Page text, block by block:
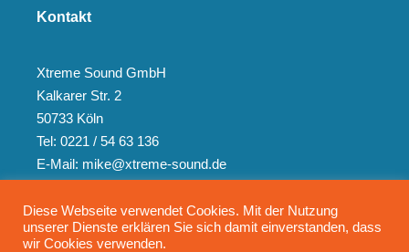
Kontakt
Xtreme Sound GmbH
Kalkarer Str. 2
50733 Köln
Tel: 0221 / 54 63 136
E-Mail: mike@xtreme-sound.de
Diese Webseite verwendet Cookies. Mit der Nutzung
unserer Dienste erklären Sie sich damit einverstanden, dass
wir Cookies verwenden.